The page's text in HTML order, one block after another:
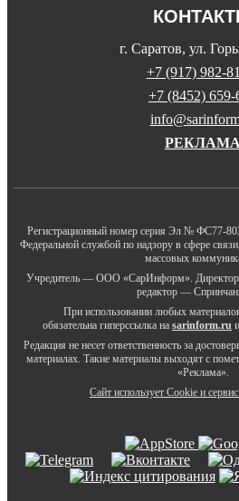
г. Саратов, ул.
+7 (917) 982-
+7 (8452) 659-
РЕКЛАМА
Регистрационный номер серия Эл № ФС77-
Федеральной службой по надзору в сфере
массовых
Учредитель — ООО «СарИнформ».
редактор —
При использовании любых
обязательна гиперссылка на sarinform.ru
Редакция не несет ответственность за
материалах. Такие материалы выходят с
«Реклама».
Сайт использует Cookie и